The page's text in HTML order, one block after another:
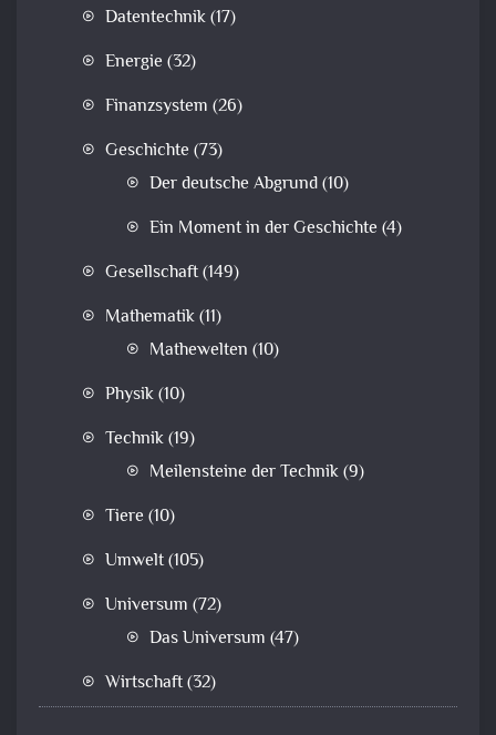
Datentechnik(17)
Energie (32)
Finanzsystem (26)
Geschichte (73)
Der deutsche Abgrund(10)
Ein Moment in der Geschichte (4)
Gesellschaft(149)
Mathematik(11)
Mathewelten (10)
Physik(10)
Technik(19)
Meilensteine der Technik(9)
Tiere (10)
Umwelt(105)
Universum (72)
Das Universum (47)
Wirtschaft(32)